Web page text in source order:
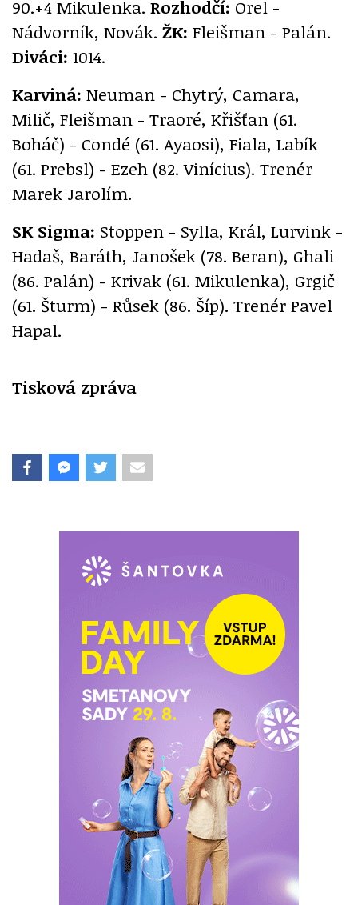
90.+4 Mikulenka. Rozhodčí: Orel -
Nádvorník, Novák. ŽK: Fleišman - Palán.
Diváci: 1014.
Karviná: Neuman - Chytrý, Camara,
Milič, Fleišman - Traoré, Křišťan (61.
Boháč) - Condé (61. Ayaosi), Fiala, Labík
(61. Prebsl) - Ezeh (82. Vinícius). Trenér
Marek Jarolím.
SK Sigma: Stoppen - Sylla, Král, Lurvink -
Hadaš, Baráth, Janošek (78. Beran), Ghali
(86. Palán) - Krivak (61. Mikulenka), Grgič
(61. Šturm) - Růsek (86. Šíp). Trenér Pavel
Hapal.
Tisková zpráva